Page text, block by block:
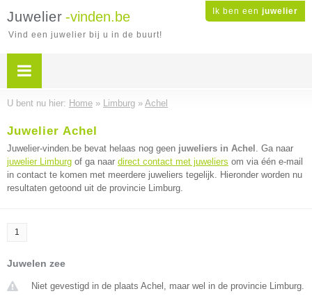
Ik ben een juwelier
Juwelier -vinden.be
Vind een juwelier bij u in de buurt!
U bent nu hier: Home » Limburg » Achel
Juwelier Achel
Juwelier-vinden.be bevat helaas nog geen juweliers in Achel . Ga naar
juwelier Limburg of ga naar direct contact met juweliers om via één e-mail
in contact te komen met meerdere juweliers tegelijk. Hieronder worden nu
resultaten getoond uit de provincie Limburg.
1
Juwelen zee
Niet gevestigd in de plaats Achel, maar wel in de provincie Limburg.